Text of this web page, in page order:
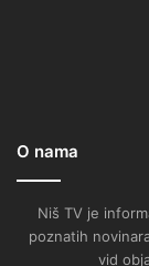
O nama
Niš TV je
poznatih
vid